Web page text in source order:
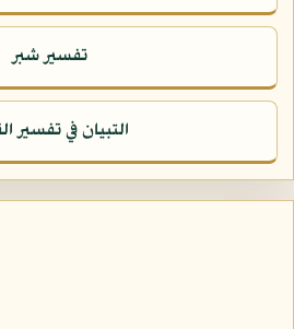
تفسير شبر
التبيان في تفسير